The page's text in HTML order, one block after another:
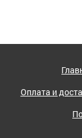
Оплата и